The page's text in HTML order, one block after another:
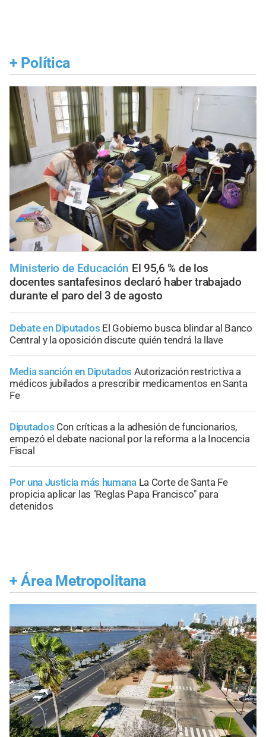
+ Política
Ministerio de Educación El 95,6 % de los
docentes santafesinos declaró haber trabajado
durante el paro del 3 de agosto
Debate en Diputados El Gobierno busca blindar al Banco
Central y la oposición discute quién tendrá la llave
Media sanción en Diputados Autorización restrictiva a
médicos jubilados a prescribir medicamentos en Santa
Fe
Diputados Con críticas a la adhesión de funcionarios,
empezó el debate nacional por la reforma a la Inocencia
Fiscal
Por una Justicia más humana La Corte de Santa Fe
propicia aplicar las "Reglas Papa Francisco" para
detenidos
+ Área Metropolitana